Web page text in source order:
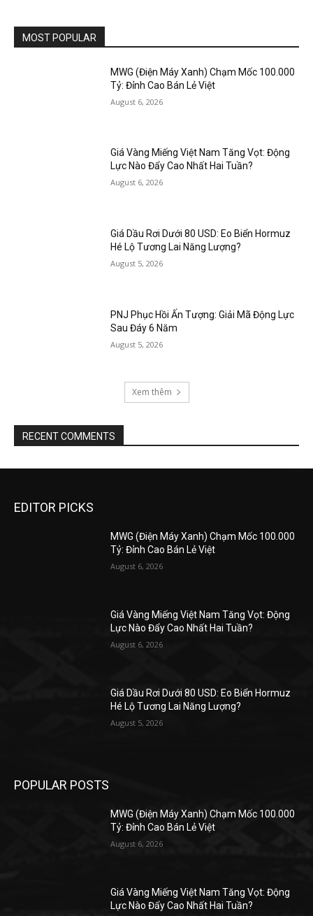
MOST POPULAR
MWG (Điện Máy Xanh) Chạm Mốc 100.000
Tỷ: Đỉnh Cao Bán Lẻ Việt
August 6, 2026
Giá Vàng Miếng Việt Nam Tăng Vọt: Động
Lực Nào Đẩy Cao Nhất Hai Tuần?
August 6, 2026
Giá Dầu Rơi Dưới 80 USD: Eo Biển Hormuz
Hé Lộ Tương Lai Năng Lượng?
August 5, 2026
PNJ Phục Hồi Ấn Tượng: Giải Mã Động Lực
Sau Đáy 6 Năm
August 5, 2026
Xem thêm
RECENT COMMENTS
EDITOR PICKS
MWG (Điện Máy Xanh) Chạm Mốc 100.000
Tỷ: Đỉnh Cao Bán Lẻ Việt
August 6, 2026
Giá Vàng Miếng Việt Nam Tăng Vọt: Động
Lực Nào Đẩy Cao Nhất Hai Tuần?
August 6, 2026
Giá Dầu Rơi Dưới 80 USD: Eo Biển Hormuz
Hé Lộ Tương Lai Năng Lượng?
August 5, 2026
POPULAR POSTS
MWG (Điện Máy Xanh) Chạm Mốc 100.000
Tỷ: Đỉnh Cao Bán Lẻ Việt
August 6, 2026
Giá Vàng Miếng Việt Nam Tăng Vọt: Động
Lực Nào Đẩy Cao Nhất Hai Tuần?